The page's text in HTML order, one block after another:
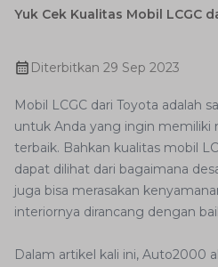
Yuk Cek Kualitas Mobil LCGC
Diterbitkan 29 Sep 2023
Mobil LCGC dari Toyota adalah
untuk Anda yang ingin memiliki
terbaik. Bahkan kualitas mobil
dapat dilihat dari bagaimana
juga bisa merasakan
interiornya dirancang dengan
Dalam artikel kali ini, Auto2000